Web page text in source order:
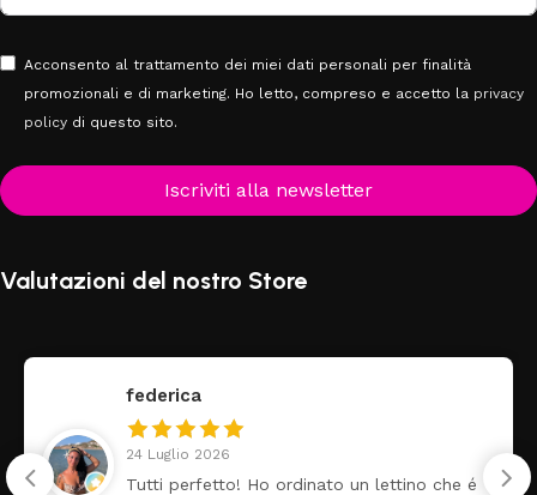
Acconsento al trattamento dei miei dati personali per finalità
promozionali e di marketing. Ho letto, compreso e accetto la privacy
policy di questo sito.
Iscriviti alla newsletter
Valutazioni del nostro Store
federica
24 Luglio 2026
Tutti perfetto! Ho ordinato un lettino che é